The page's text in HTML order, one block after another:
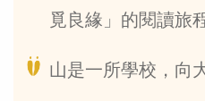
覓良緣」的閱讀旅
山是一所學校，向